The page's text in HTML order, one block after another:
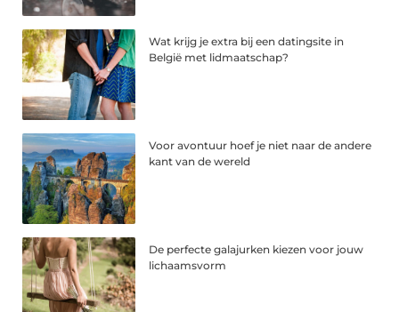
Wat krijg je extra bij een datingsite in
België met lidmaatschap?
Voor avontuur hoef je niet naar de andere
kant van de wereld
De perfecte galajurken kiezen voor jouw
lichaamsvorm